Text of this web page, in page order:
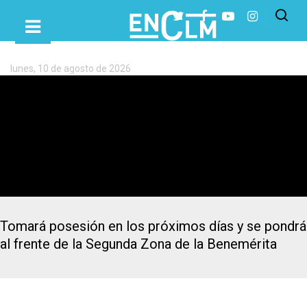
Francisco
Esteban
Pérez
lunes, 10 de agosto de 2026
Tomará posesión en los próximos días y se pondrá
al frente de la Segunda Zona de la Benemérita